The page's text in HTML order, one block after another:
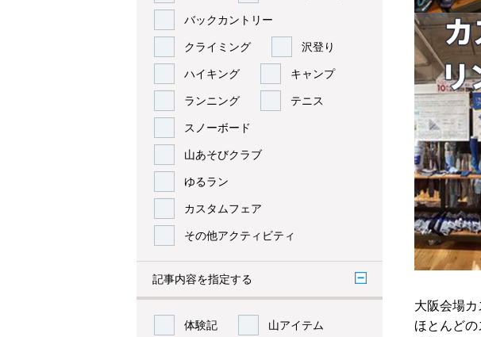
バックカントリー
クライミング 沢登り
ハイキング キャンプ
ランニング テニス
スノーボード
山あそびクラブ
ゆるラン
カスタムフェア
その他アクティビティ
記事内容を指定する
体験記 山アイテム
大阪会場カ
ほとんどの